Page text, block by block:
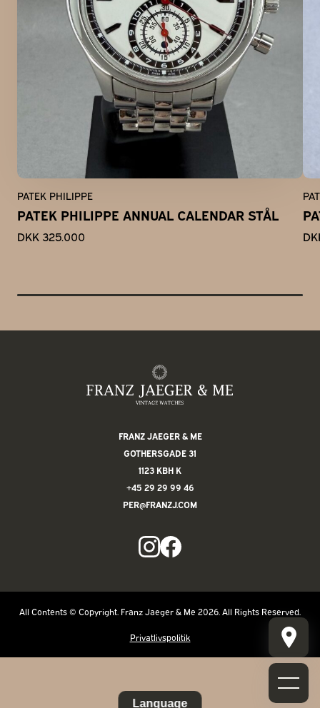
PATEK PHILIPPE
PATEK PHILIPPE ANNUAL CALENDAR STÅL
DKK 325.000
FRANZ JAEGER & ME
GOTHERSGADE 31
1123 KBH K
+45 29 29 99 46
PER@FRANZJ.COM
All Contents © Copyright. Franz Jaeger & Me 2026. All Rights Reserved.
Privatlivspolitik
Language